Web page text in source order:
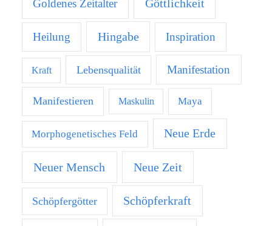
Goldenes Zeitalter Göttlichkeit
Heilung Hingabe Inspiration
Kraft Lebensqualität Manifestation
Manifestieren Maskulin Maya
Morphogenetisches Feld Neue Erde
Neuer Mensch Neue Zeit
Schöpfergötter Schöpferkraft